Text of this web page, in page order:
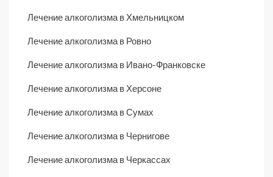
Лечение алкоголизма в Хмельницком
Лечение алкоголизма в Ровно
Лечение алкоголизма в Ивано-Франковске
Лечение алкоголизма в Херсоне
Лечение алкоголизма в Сумах
Лечение алкоголизма в Чернигове
Лечение алкоголизма в Черкассах